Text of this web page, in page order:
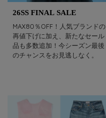
26SS FINAL SALE
MAX80％OFF！人気ブランドの
再値下げに加え、新たなセール
品も多数追加！今シーズン最後
のチャンスをお見逃しなく。